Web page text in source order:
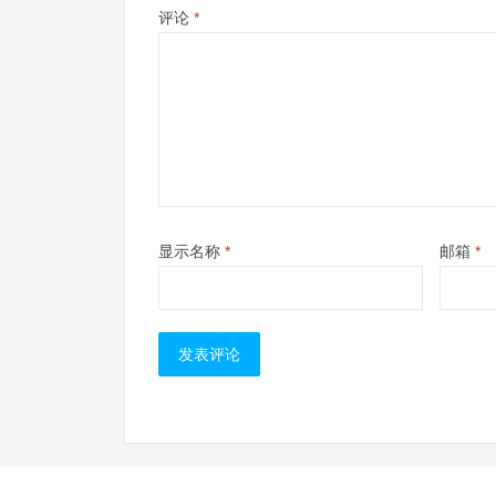
评论 *
显示名称 * 邮箱 *